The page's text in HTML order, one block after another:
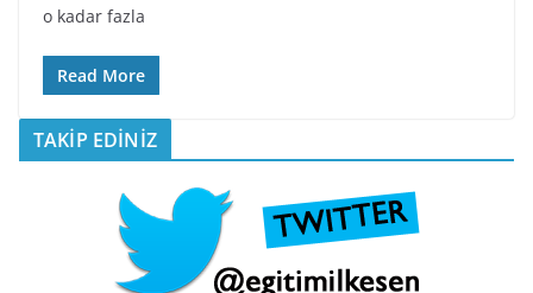
o kadar fazla
Read More
TAKİP EDİNİZ